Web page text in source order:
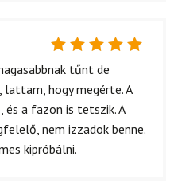
Értékelés:
/ 5
tűnt de
hogy megérte. A
és a fazon is tetszik. A
nem izzadok benne.
kipróbálni.